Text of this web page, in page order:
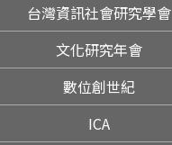
台灣資訊社會研究學會
文化研究年會
數位創世紀
ICA